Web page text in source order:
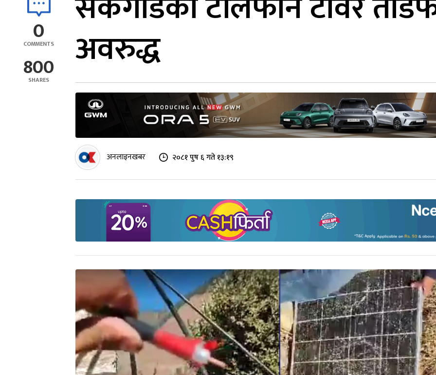
0
COMMENTS
800
SHARES
अवरुद्ध
अनलाइनखबर २०८१ पुष ६ गते १३:१९